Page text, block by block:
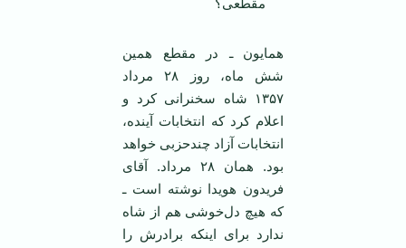
مقطعی؟
همایون ـ در مقطع همین
شش ماه، روز ۲۸ مرداد
۱۳۵۷ شاه سخنرانی کرد و
اعلام کرد که انتخابات آینده،
انتخابات آزاد چندحزبی خواهد
بود.‌‌ همان ۲۸ مرداد. آقای
فریدون هویدا نوشته است ـ
که هیچ دل‌خوشی هم از شاه
ندارد برای اینکه برادرش را